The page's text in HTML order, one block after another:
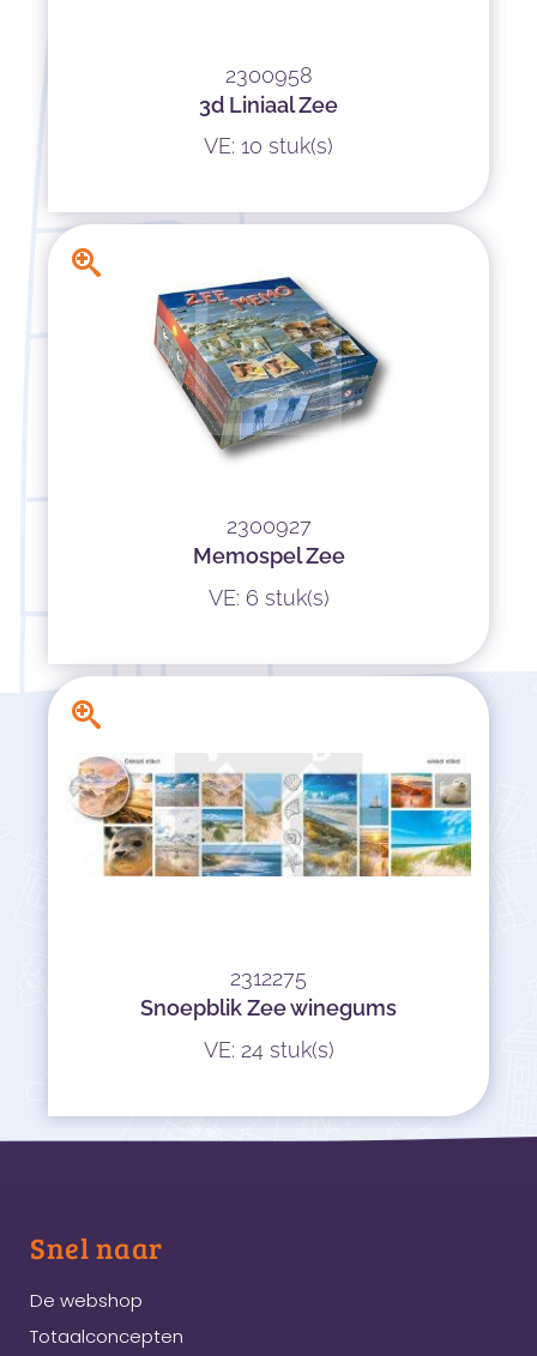
2300958
3d Liniaal Zee
VE: 10 stuk(s)
2300927
Memospel Zee
VE: 6 stuk(s)
2312275
Snoepblik Zee winegums
VE: 24 stuk(s)
Snel naar
De webshop
Totaalconcepten